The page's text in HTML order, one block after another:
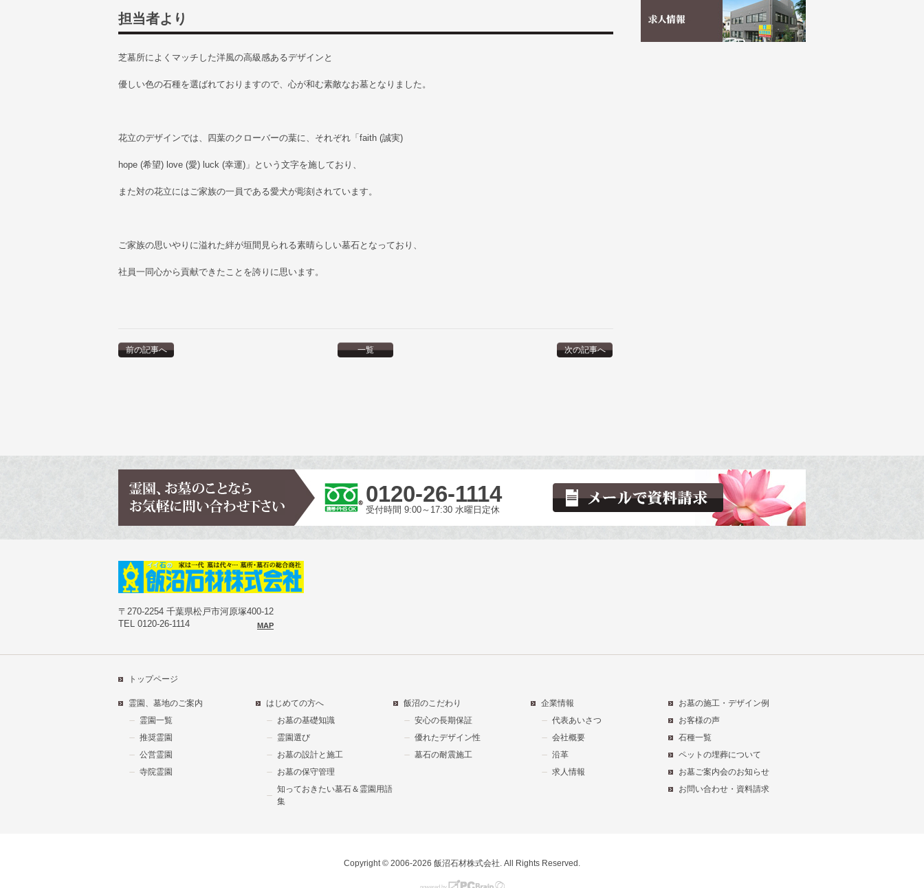
担当者より
芝墓所によくマッチした洋風の高級感あるデザインと
優しい色の石種を選ばれておりますので、心が和む素敵なお墓となりました。
花立のデザインでは、四葉のクローバーの葉に、それぞれ「faith (誠実)
hope (希望) love (愛) luck (幸運)」という文字を施しており、
また対の花立にはご家族の一員である愛犬が彫刻されています。
ご家族の思いやりに溢れた絆が垣間見られる素晴らしい墓石となっており、
社員一同心から貢献できたことを誇りに思います。
前の記事へ 一覧 次の記事へ
0120-26-1114
受付時間 9:00～17:30 水曜日定休
〒270-2254 千葉県松戸市河原塚400-12
TEL 0120-26-1114
MAP
トップページ
霊園、墓地のご案内
霊園一覧
推奨霊園
公営霊園
寺院霊園
はじめての方へ
お墓の基礎知識
霊園選び
お墓の設計と施工
お墓の保守管理
知っておきたい墓石＆霊園用語
集
飯沼のこだわり
安心の長期保証
優れたデザイン性
墓石の耐震施工
企業情報
代表あいさつ
会社概要
沿革
求人情報
お墓の施工・デザイン例
お客様の声
石種一覧
ペットの埋葬について
お墓ご案内会のお知らせ
お問い合わせ・資料請求
Copyright © 2006-2026 飯沼石材株式会社. All Rights Reserved.
powered by